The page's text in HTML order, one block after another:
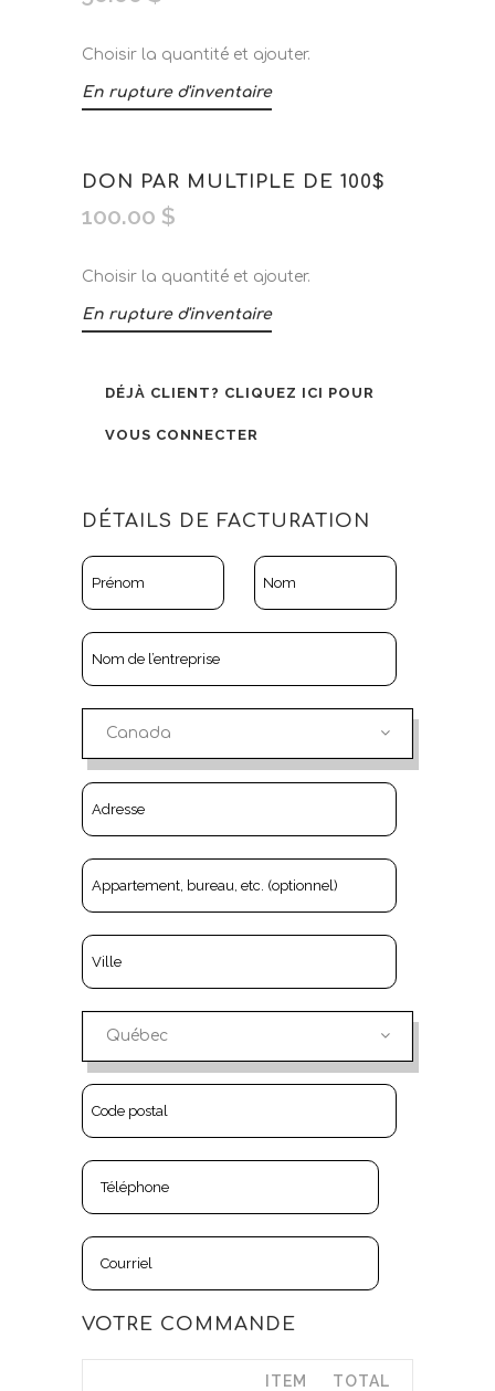
Choisir la quantité et ajouter.
En rupture d'inventaire
DON PAR MULTIPLE DE 100$
100.00 $
Choisir la quantité et ajouter.
En rupture d'inventaire
DÉJÀ CLIENT? CLIQUEZ ICI POUR
VOUS CONNECTER
DÉTAILS DE FACTURATION
Canada
Québec
VOTRE COMMANDE
ITEM
TOTAL